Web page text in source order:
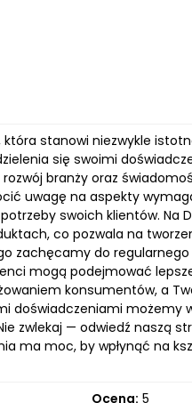
stanowi niezwykle
się swoimi
branży oraz
uwagę na aspekty
swoich klientów. Na
co pozwala na
zachęcamy do
mogą podejmować
konsumentów, a
doświadczeniami
zwlekaj — odwiedź naszą
ma moc, by wpłynąć na
Ocena: 5